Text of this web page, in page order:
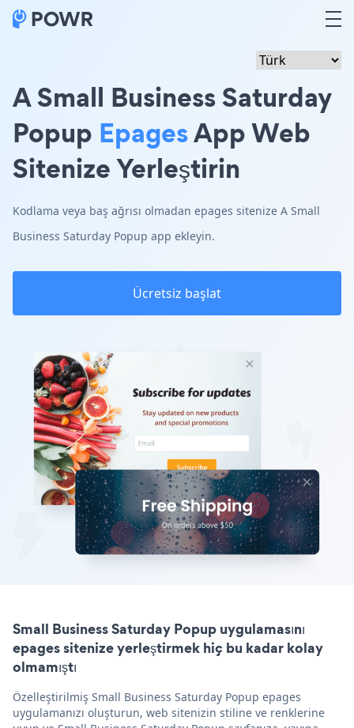
A Small Business Saturday
Popup EpagesApp Web
Sitenize Yerleştirin
Kodlama veya baş ağrısı olmadan epages sitenize A Small
Business Saturday Popup app ekleyin.
Ücretsiz başlat
Small Business Saturday Popup uygulamasını
epages sitenize yerleştirmek hiç bu kadar kolay
olmamıştı
Özelleştirilmiş Small Business Saturday Popup epages
uygulamanızı oluşturun, web sitenizin stiline ve renklerine